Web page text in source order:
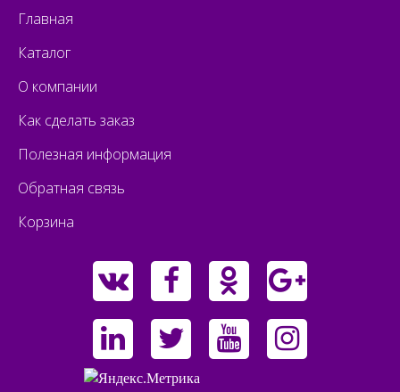
Главная
Каталог
О компании
Как сделать заказ
Полезная информация
Обратная связь
Корзина